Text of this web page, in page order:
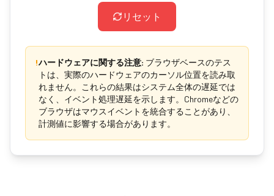
リセット
!ハードウェアに関する注意: ブラウザベースのテス
トは、実際のハードウェアのカーソル位置を読み取
れません。これらの結果はシステム全体の遅延では
なく、イベント処理遅延を示します。Chromeなどの
ブラウザはマウスイベントを統合することがあり、
計測値に影響する場合があります。